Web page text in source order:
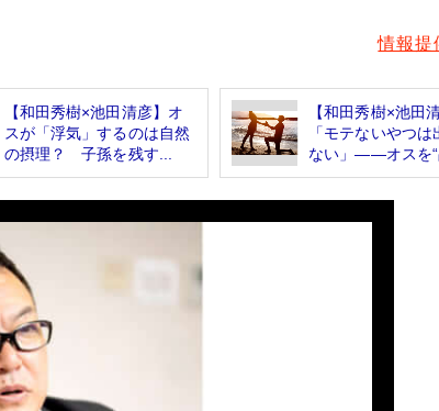
情報提
【和田秀樹×池田清彦】オ
スが「浮気」するのは自然
の摂理？ 子孫を残す...
【和田秀樹×池田
「モテないやつは
ない」――オスを“